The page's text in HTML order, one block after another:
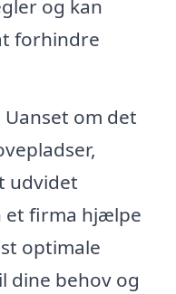
og kan
forhindre
Uanset om det
udvidet
et firma hjælpe
optimale
dine behov og